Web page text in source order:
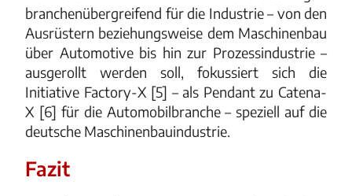
branchenübergreifend für die Industrie – von den
Ausrüstern beziehungsweise dem Maschinenbau
über Automotive bis hin zur Prozessindustrie –
ausgerollt werden soll, fokussiert sich die
Initiative Factory-X [5] – als Pendant zu Catena-
X [6] für die Automobilbranche – speziell auf die
deutsche Maschinenbauindustrie.
Fazit